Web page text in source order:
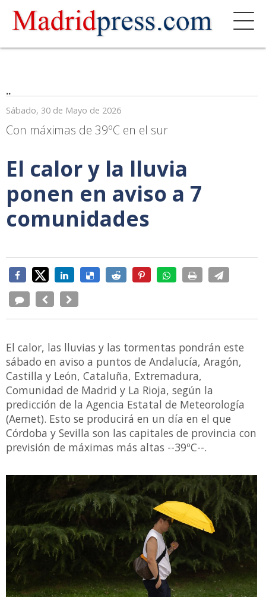
..
Sábado, 30 de Mayo de 2026
Con máximas de 39ºC en el sur
El calor y la lluvia
ponen en aviso a 7
comunidades
El calor, las lluvias y las tormentas pondrán este
sábado en aviso a puntos de Andalucía, Aragón,
Castilla y León, Cataluña, Extremadura,
Comunidad de Madrid y La Rioja, según la
predicción de la Agencia Estatal de Meteorología
(Aemet). Esto se producirá en un día en el que
Córdoba y Sevilla son las capitales de provincia con
previsión de máximas más altas --39ºC--.